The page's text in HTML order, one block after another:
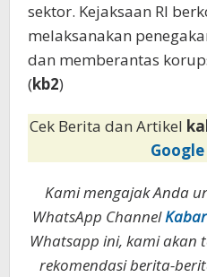
sektor. Kejaksaan RI
melaksanakan
dan memberantas
(kb2)
Cek Berita dan Artikel
Kami mengajak Anda
WhatsApp Channel
Whatsapp ini, kami akan
rekomendasi berita-